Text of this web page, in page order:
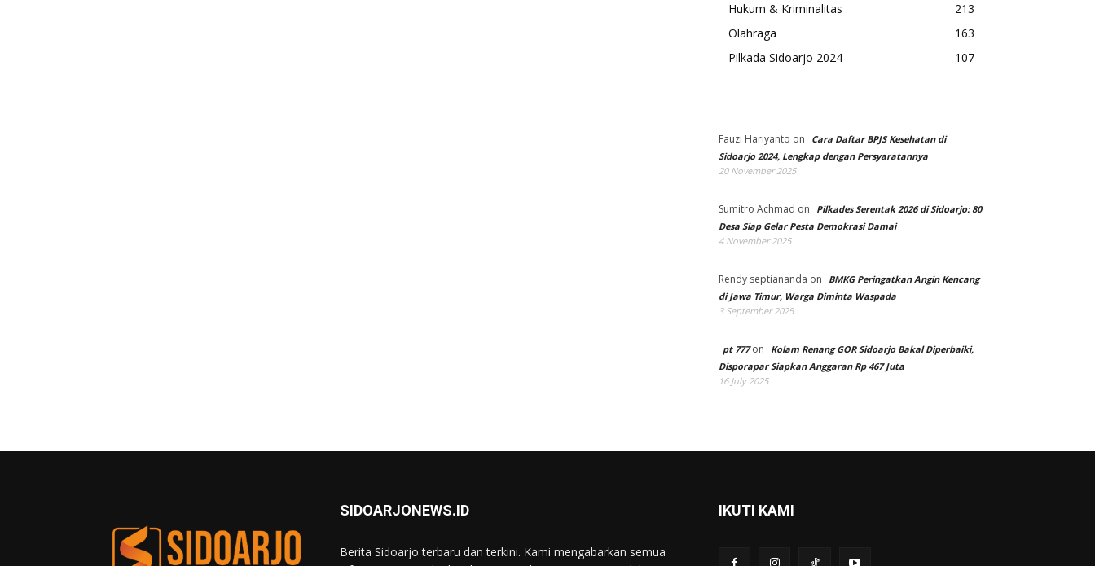
Hukum & Kriminalitas
213
Olahraga
163
Pilkada Sidoarjo 2024
107
Fauzi Hariyanto on
Cara Daftar BPJS Kesehatan di
Sidoarjo 2024, Lengkap dengan Persyaratannya
20 November 2025
Sumitro Achmad on
Pilkades Serentak 2026 di Sidoarjo: 80
Desa Siap Gelar Pesta Demokrasi Damai
4 November 2025
Rendy septiananda on
BMKG Peringatkan Angin Kencang
di Jawa Timur, Warga Diminta Waspada
3 September 2025
pt 777on
Kolam Renang GOR Sidoarjo Bakal Diperbaiki,
Disporapar Siapkan Anggaran Rp 467 Juta
16 July 2025
SIDOARJONEWS.ID
Berita Sidoarjo terbaru dan terkini. Kami mengabarkan semua
IKUTI KAMI